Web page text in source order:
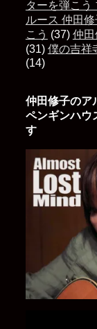
ターを弾こう
ルース 仲田
こう (37) 仲
(31) 僕の吉祥
(14)
仲田修子の
ペンギンハウ
す 「定